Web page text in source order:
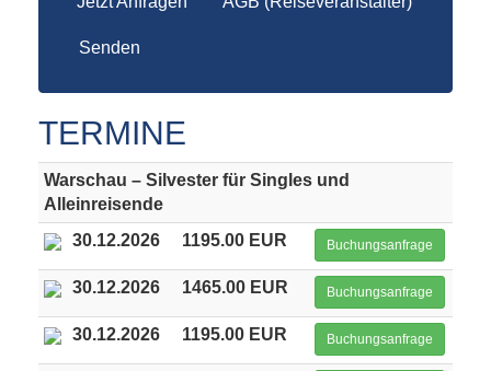
Senden
TERMINE
Warschau – Silvester für Singles und
Alleinreisende
30.12.2026
1195.00 EUR Buchungsanfrage
30.12.2026 1465.00 EUR Buchungsanfrage
30.12.2026 1195.00 EUR Buchungsanfrage